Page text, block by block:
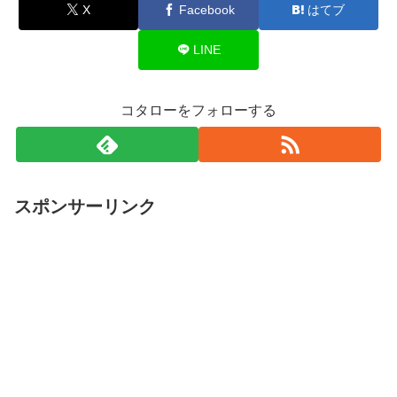
X Facebook はてブ
LINE
コタローをフォローする
スポンサーリンク